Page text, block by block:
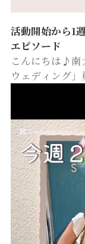
活動開始から1
エピソード
こんにちは♪南
ウェディング
多くの方は初